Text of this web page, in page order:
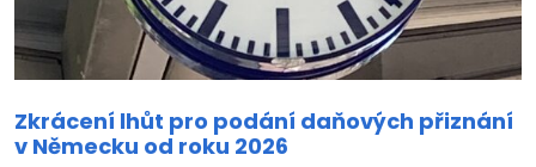
Zkrácení lhůt pro podání daňových přiznání
v Německu od roku 2026